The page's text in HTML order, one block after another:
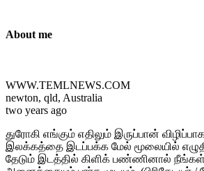
About me
WWW.TEMLNEWS.COM
newton, qld, Australia
two years ago
துரோகி எங்கும் எதிலும் இருப்பான்
இலக்கத்தை இடப்பக்க மேல் மூலையில்
தேடும் இடத்தில் கிளிக் பண்ணினால் நீங்கள்